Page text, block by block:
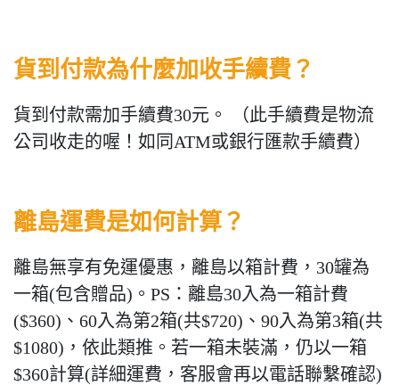
貨到付款為什麼加收手續費 ？
貨到付款需加手續費30元。 （此手續費是物流
公司收走的喔！如同ATM或銀行匯款手續費）
離島運費是如何計算？
離島無享有免運優惠，離島以箱計費，30罐為
一箱(包含贈品)。PS：離島30入為一箱計費
($360)、60入為第2箱(共$720)、90入為第3箱(共
$1080)，依此類推。若一箱未裝滿，仍以一箱
$360計算(詳細運費，客服會再以電話聯繫確認)